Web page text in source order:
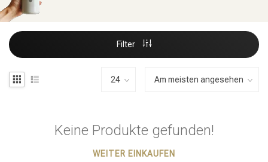
Filter
Keine Produkte gefunden!
WEITER EINKAUFEN